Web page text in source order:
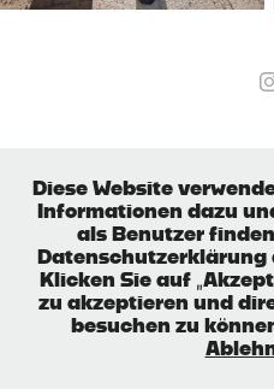
Diese Website
Informationen dazu
als Benutzer
Datenschutzerklärung
Klicken Sie auf
zu akzeptieren und
besuchen zu